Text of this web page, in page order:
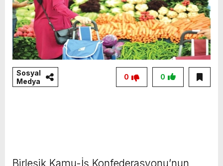
Sosyal
Medya
0
0
Birleşik Kamu-İş Konfederasyonu’nun